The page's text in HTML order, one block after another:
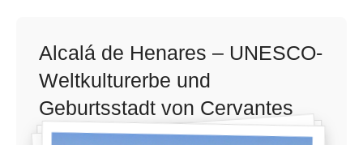
Alcalá de Henares – UNESCO-
Weltkulturerbe und
Geburtsstadt von Cervantes